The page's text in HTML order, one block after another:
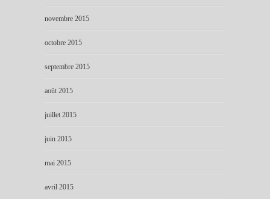
novembre 2015
octobre 2015
septembre 2015
août 2015
juillet 2015
juin 2015
mai 2015
avril 2015